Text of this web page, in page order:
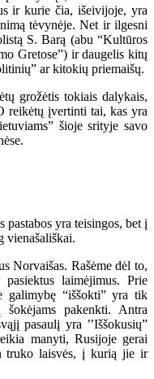
ir kurie čia, išeivijoje, yra
tėvynėje. Net ir ilgesni
S. Barą (abu “Kultūros
Gretose”) ir daugelis kitų
ar kitokių priemaišų.
grožėtis tokiais dalykais,
reikėtų įvertinti tai, kas yra
šioje srityje savo
yra teisingos, bet į
vienašališkai.
Norvaišas. Rašėme dėl to,
laimėjimus. Prie
galimybę “iššokti” yra tik
pakenkti. Antra
pasaulį yra ’’Iššokusių”
manyti, Rusijoje gerai
truko laisvės, į kurią jie ir